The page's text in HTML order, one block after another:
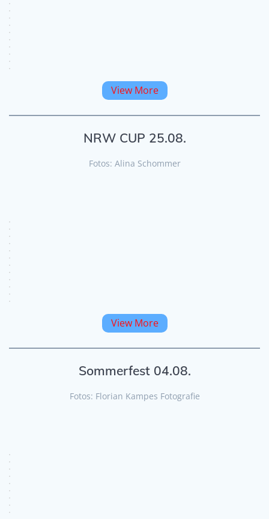
View More
NRW CUP 25.08.
Fotos: Alina Schommer
View More
Sommerfest 04.08.
Fotos: Florian Kampes Fotografie